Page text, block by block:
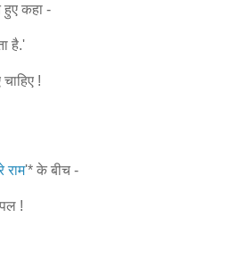
कहा -
है.'
!
राम'* के बीच -
!